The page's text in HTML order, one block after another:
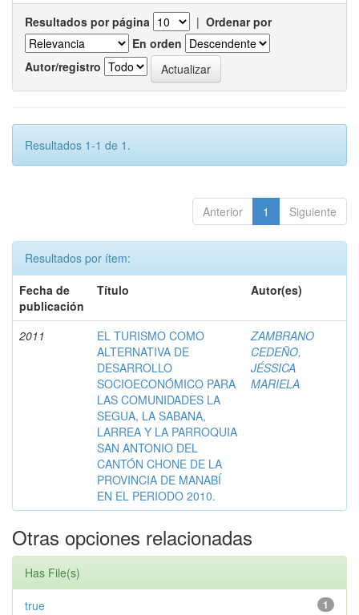
Resultados por página | Ordenar por
En orden
Autor/registro
Resultados 1-1 de 1.
Anterior 1 Siguiente
Resultados por ítem:
Fecha de
publicación
Título Autor(es)
2011
EL TURISMO COMO
ALTERNATIVA DE
DESARROLLO
SOCIOECONÓMICO PARA
LAS COMUNIDADES LA
SEGUA, LA SABANA,
LARREA Y LA PARROQUIA
SAN ANTONIO DEL
CANTÓN CHONE DE LA
PROVINCIA DE MANABÍ
EN EL PERIODO 2010.
ZAMBRANO
CEDEÑO,
JÉSSICA
MARIELA
Otras opciones relacionadas
Has File(s)
1
true